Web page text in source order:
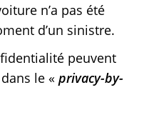
n’a pas été
d’un sinistre.
peuvent
le « privacy-by-